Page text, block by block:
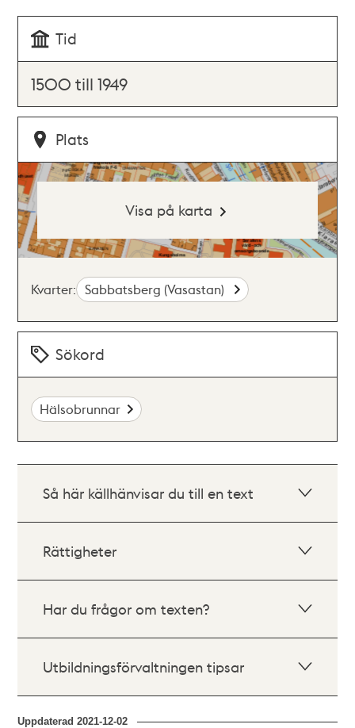
Tid
1500 till 1949
Plats
Visa på karta
Kvarter: Sabbatsberg (Vasastan)
Sökord
Hälsobrunnar
Så här källhänvisar du till en text
Rättigheter
Har du frågor om texten?
Utbildningsförvaltningen tipsar
Uppdaterad2021-12-02